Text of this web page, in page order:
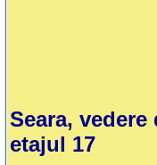
Seara,
etajul 17